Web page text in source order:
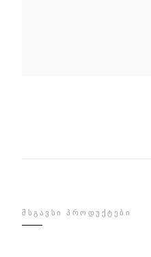
ᲛᲡᲒᲐᲕᲡᲘ ᲞᲠᲝᲓᲣᲥᲢᲔᲑᲘ